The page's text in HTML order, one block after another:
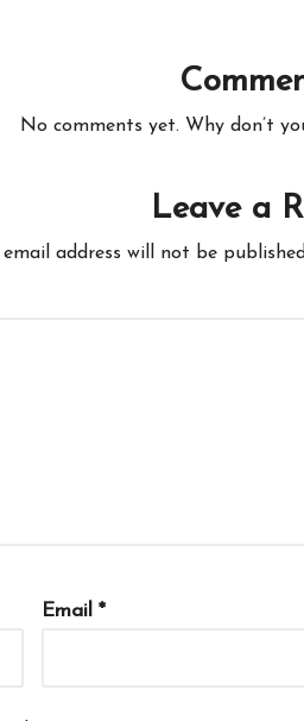
No comments yet. Why don’t
Leave a
email address will not be
Email *